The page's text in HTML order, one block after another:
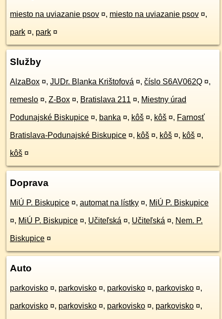
miesto na uviazanie psov ¤, miesto na uviazanie psov ¤,
park ¤, park ¤
Služby
AlzaBox ¤, JUDr. Blanka Krištofová ¤, číslo S6AV062Q ¤,
remeslo ¤, Z-Box ¤, Bratislava 211 ¤, Miestny úrad
Podunajské Biskupice ¤, banka ¤, kôš ¤, kôš ¤, Farnosť
Bratislava-Podunajské Biskupice ¤, kôš ¤, kôš ¤, kôš ¤,
kôš ¤
Doprava
MiÚ P. Biskupice ¤, automat na lístky ¤, MiÚ P. Biskupice
¤, MiÚ P. Biskupice ¤, Učiteľská ¤, Učiteľská ¤, Nem. P.
Biskupice ¤
Auto
parkovisko ¤, parkovisko ¤, parkovisko ¤, parkovisko ¤,
parkovisko ¤, parkovisko ¤, parkovisko ¤, parkovisko ¤,